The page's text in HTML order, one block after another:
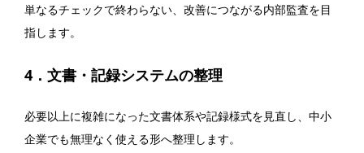
単なるチェックで終わらない、改善につながる内部監査を目
指します。
4．文書・記録システムの整理
必要以上に複雑になった文書体系や記録様式を見直し、中小
企業でも無理なく使える形へ整理します。